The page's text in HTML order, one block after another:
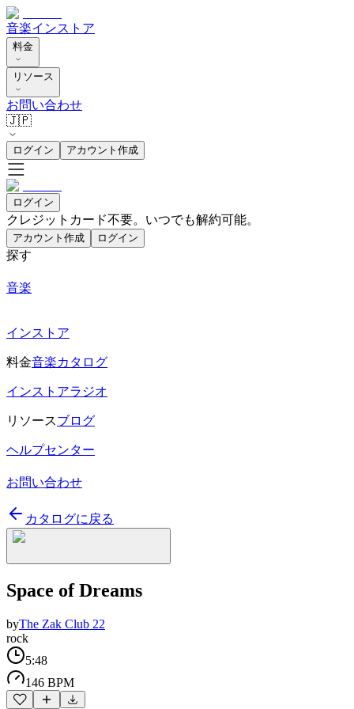
音楽インストア
料金
リソース
お問い合わせ
🇯🇵
ログイン アカウント作成
ログイン
クレジットカード不要。いつでも解約可能。
アカウント作成 ログイン
探す
音楽
インストア
料金音楽カタログ
インストアラジオ
リソースブログ
ヘルプセンター
お問い合わせ
カタログに戻る
Space of Dreams
byThe Zak Club 22
rock
5:48
146 BPM